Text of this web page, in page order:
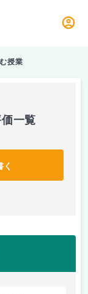
授業
価一覧